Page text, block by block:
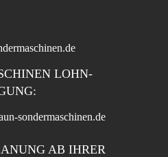
LOHN-
sondermaschinen.de
AB IHRER